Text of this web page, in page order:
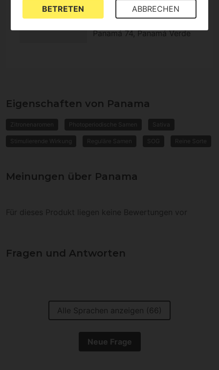
Genetik
Colombian Punto Rojo,
Panamá 74, Panamá Verde
Eigenschaften von Panama
Zitronenaromen Photoperiodische Samen Sativa
Stimulierende Wirkung Reguläre Samen SOG Reine Sorte
Meinungen über Panama
Für dieses Produkt liegen keine Bewertungen vor
Fragen und Antworten
Alle Sprachen anzeigen (66)
Neue Frage
BETRETEN ABBRECHEN